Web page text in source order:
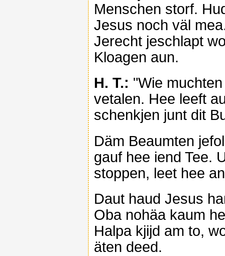
Menschen storf.
Jesus noch väl
Jerecht jeschlapt
Kloagen aun.
H. T.: "Wie
vetalen. Hee leeft
schenkjen junt dit
Däm Beaumten
gauf hee iend Tee.
stoppen, leet hee
Daut haud Jesus
Oba nohäa kaum
Halpa kjijd am to,
äten deed.